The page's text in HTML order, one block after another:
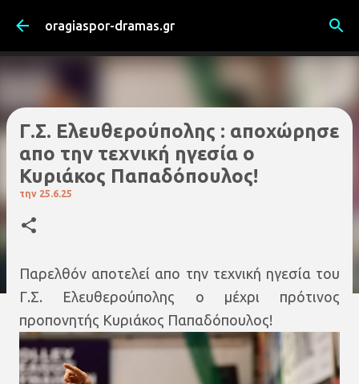
Μετάβαση στο κύριο περιεχόμενο
oragiaspor-dramas.gr
Γ.Σ. Ελευθερούπολης : αποχώρησε
απο την τεχνική ηγεσία ο
Κυριάκος Παπαδόπουλος!
την 25.6.25
Παρελθόν αποτελεί απο την τεχνική ηγεσία του
Γ.Σ. Ελευθερούπολης ο μέχρι πρότινος
προπονητής Κυριάκος Παπαδόπουλος!